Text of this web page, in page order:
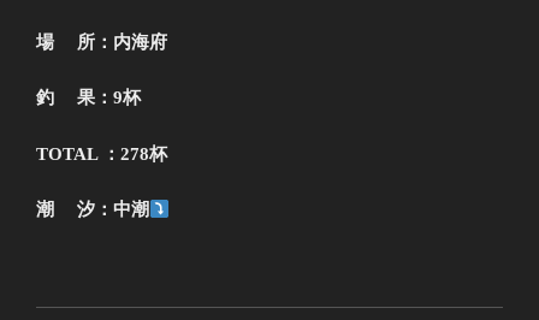
場 所：内海府
釣 果：9杯
TOTAL ：278杯
潮 汐：中潮